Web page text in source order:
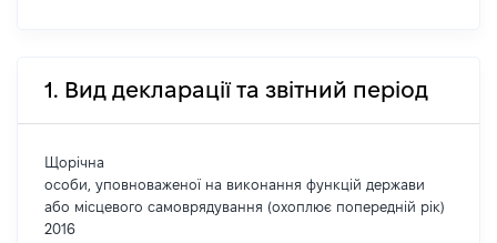
1. Вид декларації та звітний період
Щорічна
особи, уповноваженої на виконання функцій держави
або місцевого самоврядування (охоплює попередній рік)
2016